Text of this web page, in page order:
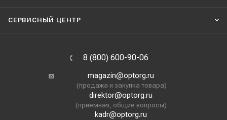
СЕРВИСНЫЙ ЦЕНТР
8 (800) 600-90-06
magazin@optorg.ru
(продажа и закупка товара)
direktor@optorg.ru
(приёмная, общие вопросы)
kadr@optorg.ru